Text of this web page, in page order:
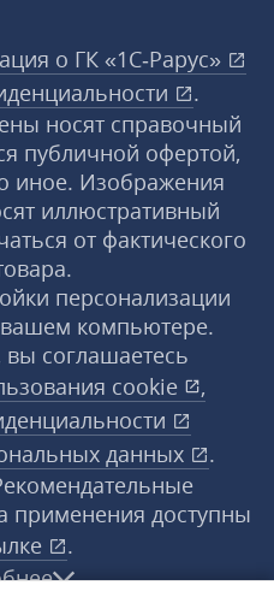
о ГК «1С‑Рарус»
.
носят справочный
публичной офертой,
иное. Изображения
иллюстративный
от фактического
персонализации
компьютере.
вы соглашаетесь
cookie
,
данных
.
применения доступны
.